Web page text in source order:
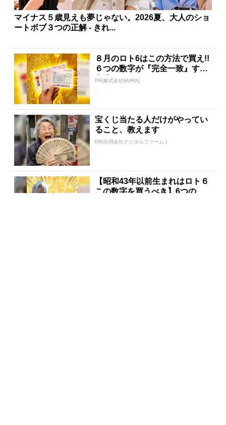
マイナス５歳見えも夢じゃない。2026夏、大人のショ
ートボブ３つの正解 - きれ...
８月のロト6はこの方法で買え!!
６つの数字が『完全一致』する
方法
PR(株式会社MURA)
宝くじ当たる人だけがやってい
ること、教えます
PR(合同会社デジタルファーム )
【昭和43年以前生まれはロト６
この数字を買うべき】6つの数